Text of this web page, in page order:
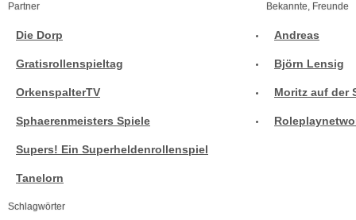
Partner
Die Dorp
Gratisrollenspieltag
OrkenspalterTV
Sphaerenmeisters Spiele
Supers! Ein Superheldenrollenspiel
Tanelorn
Schlagwörter
Bekannte, Freunde
Andreas
Björn Lensig
Moritz auf der